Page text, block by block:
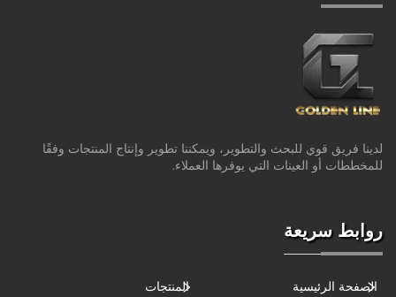
لدينا فريق قوي للبحث والتطوير، ويمكننا تطوير وإنتاج المنتجات وفقًا
للمخططات أو العينات التي يوفرها العملاء.
روابط سريعة
الصفحة الرئيسية المنتجات